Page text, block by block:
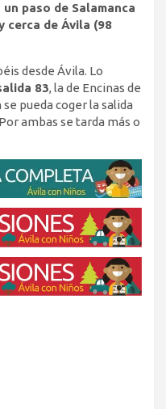
un paso de Salamanca
cerca de Ávila (98
desde Ávila. Lo
83, la de Encinas de
pueda coger la salida
ambas se tarda más o